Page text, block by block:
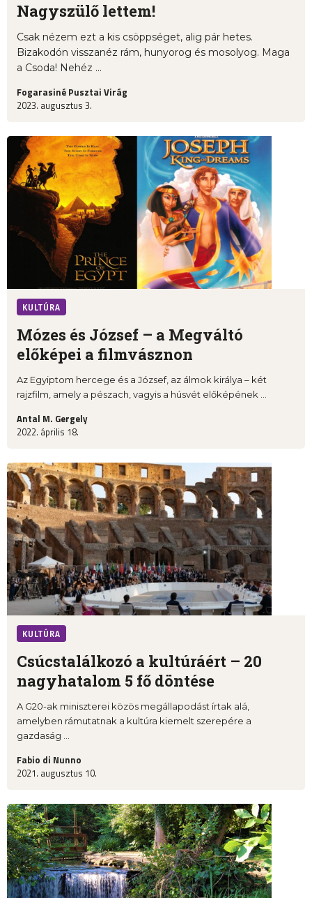
Nagyszülő lettem!
Csak nézem ezt a kis csöppséget, alig pár hetes.
Bizakodón visszanéz rám, hunyorog és mosolyog. Maga
a Csoda! Nehéz ...
Fogarasiné Pusztai Virág
2023. augusztus 3.
KULTÚRA
Mózes és József – a Megváltó
előképei a filmvásznon
Az Egyiptom hercege és a József, az álmok királya – két
rajzfilm, amely a pészach, vagyis a húsvét előképének ...
Antal M. Gergely
2022. április 18.
KULTÚRA
Csúcstalálkozó a kultúráért – 20
nagyhatalom 5 fő döntése
A G20-ak miniszterei közös megállapodást írtak alá,
amelyben rámutatnak a kultúra kiemelt szerepére a
gazdaság ...
Fabio di Nunno
2021. augusztus 10.